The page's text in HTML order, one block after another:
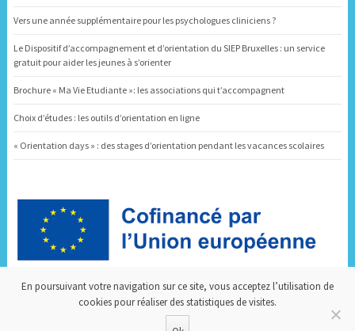
Vers une année supplémentaire pour les psychologues cliniciens ?
Le Dispositif d’accompagnement et d’orientation du SIEP Bruxelles : un service
gratuit pour aider les jeunes à s’orienter
Brochure « Ma Vie Etudiante »: les associations qui t’accompagnent
Choix d’études : les outils d’orientation en ligne
« Orientation days » : des stages d’orientation pendant les vacances scolaires
En poursuivant votre navigation sur ce site, vous acceptez l’utilisation de
cookies pour réaliser des statistiques de visites.